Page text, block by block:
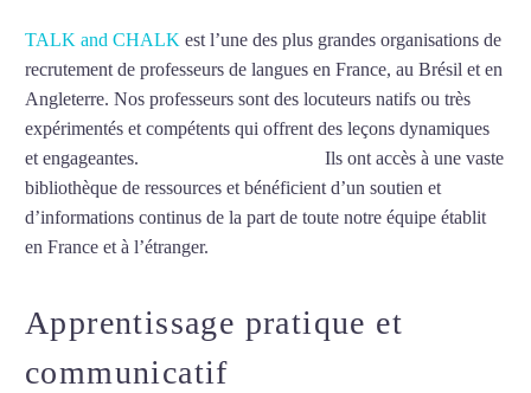
TALK and CHALK est l’une des plus grandes organisations de
recrutement de professeurs de langues en France, au Brésil et en
Angleterre. Nos professeurs sont des locuteurs natifs ou très
expérimentés et compétents qui offrent des leçons dynamiques
et engageantes.
Ils ont accès à une vaste
bibliothèque de ressources et bénéficient d’un soutien et
d’informations continus de la part de toute notre équipe établit
en France et à l’étranger.
Apprentissage pratique et
communicatif